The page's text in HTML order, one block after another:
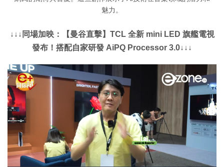
魅力。
↓↓↓同場加映：【曼谷直擊】TCL 全新 mini LED 旗艦電視
發布！搭配自家研發 AiPQ Processor 3.0↓↓↓